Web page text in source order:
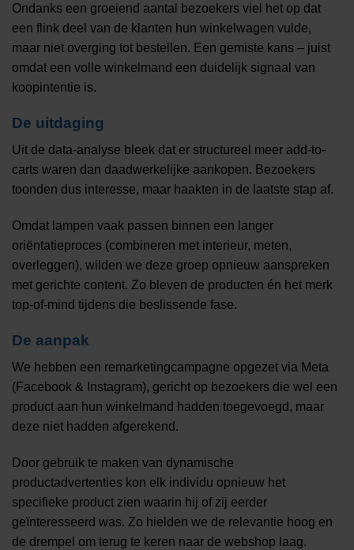
Ondanks een groeiend aantal bezoekers viel het op dat
een flink deel van de klanten hun winkelwagen vulde,
maar niet overging tot bestellen. Een gemiste kans – juist
omdat een volle winkelmand een duidelijk signaal van
koopintentie is.
De uitdaging
Uit de data-analyse bleek dat er structureel meer add-to-
carts waren dan daadwerkelijke aankopen. Bezoekers
toonden dus interesse, maar haakten in de laatste stap af.
Omdat lampen vaak passen binnen een langer
oriëntatieproces (combineren met interieur, meten,
overleggen), wilden we deze groep opnieuw aanspreken
met gerichte content. Zo bleven de producten én het merk
top-of-mind tijdens die beslissende fase.
De aanpak
We hebben een remarketingcampagne opgezet via Meta
(Facebook & Instagram), gericht op bezoekers die wel een
product aan hun winkelmand hadden toegevoegd, maar
deze niet hadden afgerekend.
Door gebruik te maken van dynamische
productadvertenties kon elk individu opnieuw het
specifieke product zien waarin hij of zij eerder
geïnteresseerd was. Zo hielden we de relevantie hoog en
de drempel om terug te keren naar de webshop laag.